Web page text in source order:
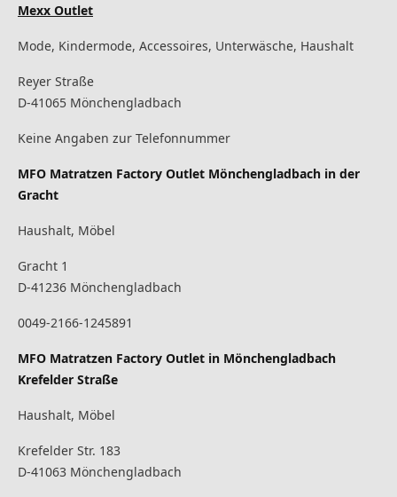
Mexx Outlet
Mode, Kindermode, Accessoires, Unterwäsche, Haushalt
Reyer Straße
D-41065 Mönchengladbach
Keine Angaben zur Telefonnummer
MFO Matratzen Factory Outlet Mönchengladbach in der
Gracht
Haushalt, Möbel
Gracht 1
D-41236 Mönchengladbach
0049-2166-1245891
MFO Matratzen Factory Outlet in Mönchengladbach
Krefelder Straße
Haushalt, Möbel
Krefelder Str. 183
D-41063 Mönchengladbach